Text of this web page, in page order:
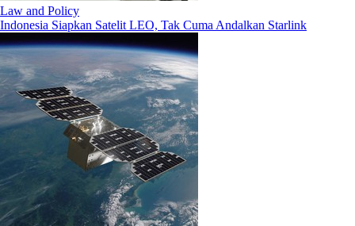
Law and Policy
Indonesia Siapkan Satelit LEO, Tak Cuma Andalkan Starlink